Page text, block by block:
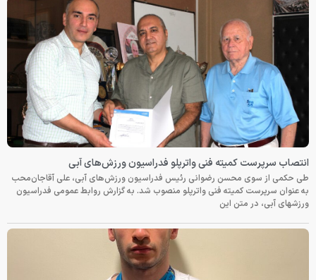
انتصاب سرپرست کمیته فنی واترپلو فدراسیون ورزش‌های آبی
طی حکمی از سوی محسن رضوانی رئیس فدراسیون ورزش‌های آبی، علی آقاجان‌محب
به عنوان سرپرست کمیته فنی واترپلو منصوب شد. به گزارش روابط عمومی فدراسیون
ورزشهای آبی، در متن این